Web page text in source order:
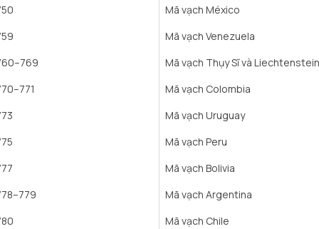
Mã vạch México
Mã vạch Venezuela
Mã vạch Thụy Sĩ và Liechtenstein
Mã vạch Colombia
Mã vạch Uruguay
Mã vạch Peru
Mã vạch Bolivia
Mã vạch Argentina
Mã vạch Chile